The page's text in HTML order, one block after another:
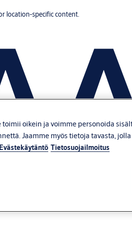
location-specific content.
oikein ja voimme personoida
Jaamme myös tietoja tavasta,
Evästekäytäntö Tietosuojailmoitus